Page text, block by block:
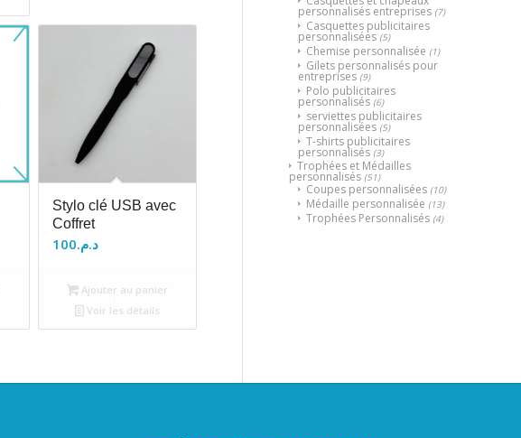
Stylo clé USB avec
Coffret
د.م.100
Ajouter au panier
Voir les détails
personnalisés entreprises (7)
Casquettes publicitaires
personnalisées (5)
Chemise personnalisée (1)
Gilets personnalisés pour
entreprises (9)
Polo publicitaires
personnalisés (6)
serviettes publicitaires
personnalisées (5)
T-shirts publicitaires
personnalisés (3)
Trophées et Médailles
personnalisés (51)
Coupes personnalisées (10)
Médaille personnalisée (13)
Trophées Personnalisés (4)